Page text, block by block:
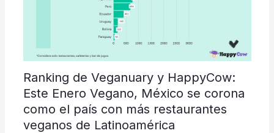
Ranking de Veganuary y HappyCow:
Este Enero Vegano, México se corona
como el país con más restaurantes
veganos de Latinoamérica